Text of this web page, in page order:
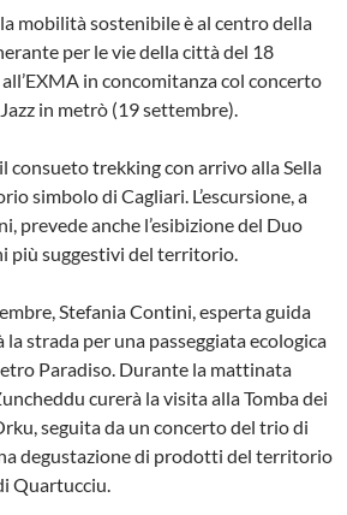
mobilità sostenibile è al centro della
per le vie della città del 18
in concomitanza col concerto
in metrò (19 settembre).
consueto trekking con arrivo alla Sella
simbolo di Cagliari. L’escursione, a
prevede anche l’esibizione del Duo
più suggestivi del territorio.
Stefania Contini, esperta guida
strada per una passeggiata ecologica
Paradiso. Durante la mattinata
curerà la visita alla Tomba dei
seguita da un concerto del trio di
degustazione di prodotti del territorio
Quartucciu.